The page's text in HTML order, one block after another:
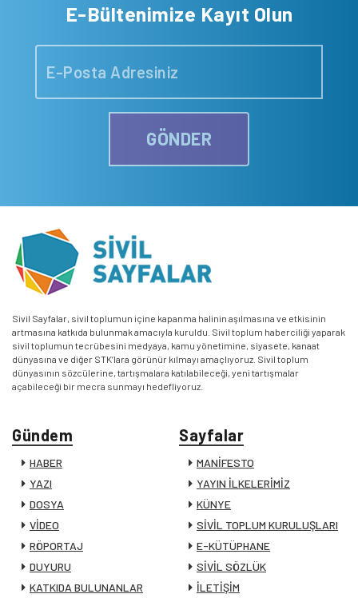
E-Bültenimize Kayıt Olun
GÖNDER
Sivil Sayfalar, sivil toplumun içine kapanma halinin aşılmasına ve etkisinin
artmasına katkıda bulunmak amacıyla kuruldu. Sivil toplum haberciliği yaparak
sivil toplumun tecrübesini medyaya, kamu yönetimine, siyasete, kanaat
dünyasına ve diğer STK’lara görünür kılmayı amaçlıyoruz. Sivil toplum
dünyasının sözcülerine, tartışmalara katılabileceği, yeni tartışmalar
açabileceği bir mecra sunmayı hedefliyoruz.
Gündem
HABER
YAZI
DOSYA
VİDEO
RÖPORTAJ
DUYURU
KATKIDA BULUNANLAR
Sayfalar
MANİFESTO
YAYIN İLKELERİMİZ
KÜNYE
SİVİL TOPLUM KURULUŞLARI
E-KÜTÜPHANE
SİVİL SÖZLÜK
İLETİŞİM